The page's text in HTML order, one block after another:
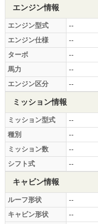
エンジン情報
エンジン型式
--
エンジン仕様
--
ターボ
--
馬力
--
エンジン区分
--
ミッション情報
ミッション型式
--
種別
--
ミッション数
--
シフト式
--
キャビン情報
ルーフ形状
--
キャビン形状
--